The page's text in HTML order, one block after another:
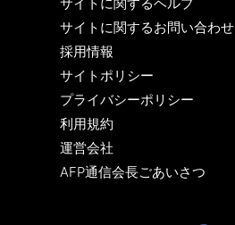
サイトに関するお問い合わせ
採用情報
サイトポリシー
プライバシーポリシー
利用規約
運営会社
AFP通信会長ごあいさつ